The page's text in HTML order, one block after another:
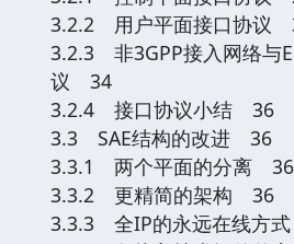
3.2.2 用户平面接口协议
3.2.3 非3GPP接入网络与
议 34
3.2.4 接口协议小结 36
3.3 SAE结构的改进 36
3.3.1 两个平面的分离 36
3.3.2 更精简的架构 36
3.3.3 全IP的永远在线方